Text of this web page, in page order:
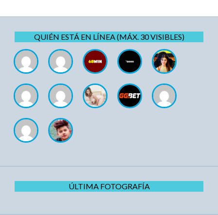
QUIÉN ESTÁ EN LÍNEA (MÁX. 30 VISIBLES)
ÚLTIMA FOTOGRAFÍA